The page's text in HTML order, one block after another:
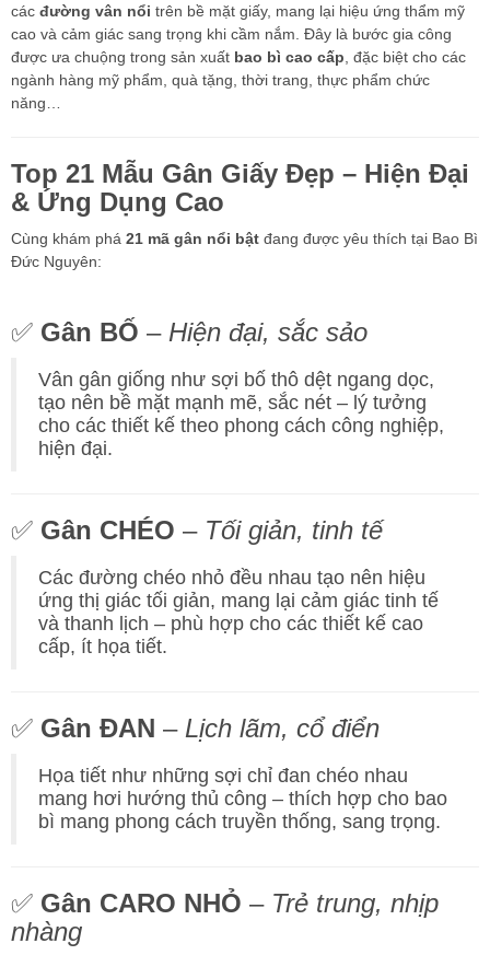
các đường vân nổi trên bề mặt giấy, mang lại hiệu ứng thẩm mỹ
cao và cảm giác sang trọng khi cầm nắm. Đây là bước gia công
được ưa chuộng trong sản xuất bao bì cao cấp, đặc biệt cho các
ngành hàng mỹ phẩm, quà tặng, thời trang, thực phẩm chức
năng…
Top 21 Mẫu Gân Giấy Đẹp – Hiện Đại
& Ứng Dụng Cao
Cùng khám phá 21 mã gân nổi bật đang được yêu thích tại Bao Bì
Đức Nguyên:
✅ Gân BỐ – Hiện đại, sắc sảo
Vân gân giống như sợi bố thô dệt ngang dọc,
tạo nên bề mặt mạnh mẽ, sắc nét – lý tưởng
cho các thiết kế theo phong cách công nghiệp,
hiện đại.
✅ Gân CHÉO – Tối giản, tinh tế
Các đường chéo nhỏ đều nhau tạo nên hiệu
ứng thị giác tối giản, mang lại cảm giác tinh tế
và thanh lịch – phù hợp cho các thiết kế cao
cấp, ít họa tiết.
✅ Gân ĐAN – Lịch lãm, cổ điển
Họa tiết như những sợi chỉ đan chéo nhau
mang hơi hướng thủ công – thích hợp cho bao
bì mang phong cách truyền thống, sang trọng.
✅ Gân CARO NHỎ – Trẻ trung, nhịp
nhàng